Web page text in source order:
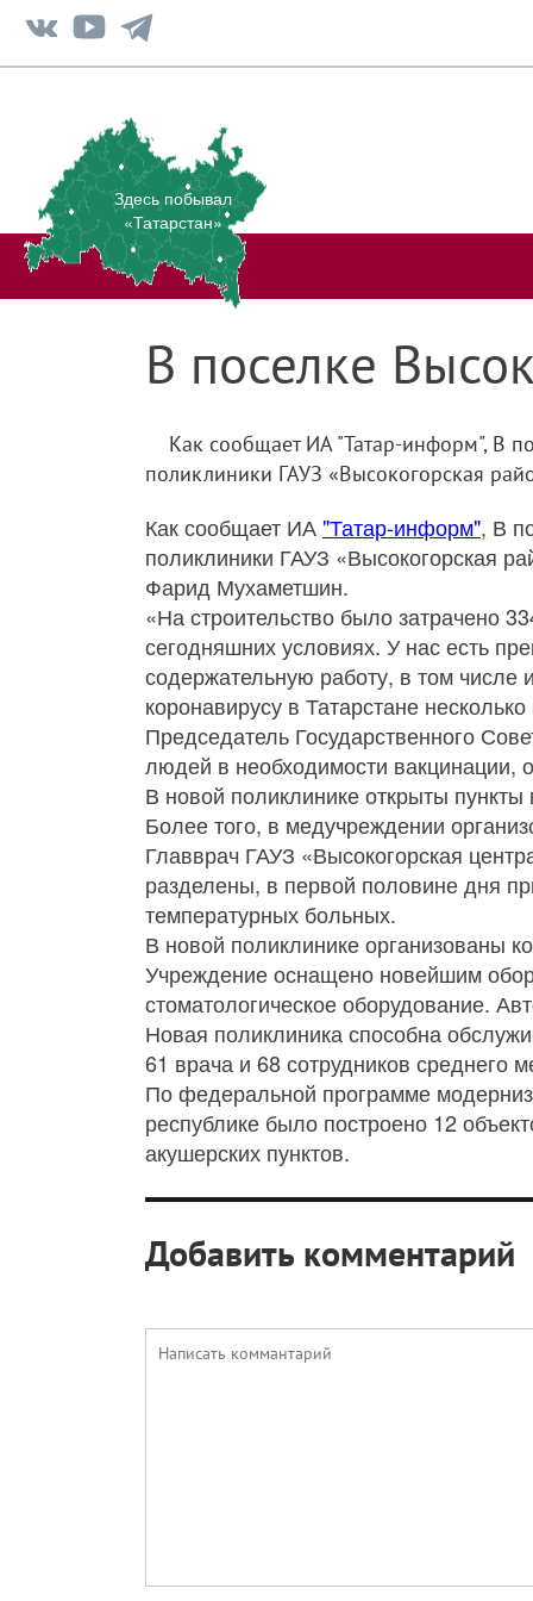
Здесь побывал
«Татарстан»
В поселке
Как сообщает ИА "Татар-информ", В
поликлиники ГАУЗ «Высокогорская
Как сообщает ИА "Татар-информ", В
поликлиники ГАУЗ «Высокогорская
Фарид Мухаметшин.
«На строительство было затрачено
сегодняшних условиях. У нас есть
содержательную работу, в том
коронавирусу в Татарстане
Председатель Государственного
людей в необходимости вакцинации,
В новой поликлинике открыты
Более того, в медучреждении
Главврач ГАУЗ «Высокогорская
разделены, в первой половине дня
температурных больных.
В новой поликлинике организованы
Учреждение оснащено новейшим
стоматологическое оборудование.
Новая поликлиника способна
61 врача и 68 сотрудников среднего
По федеральной программе
республике было построено 12
акушерских пунктов.
Добавить комментарий